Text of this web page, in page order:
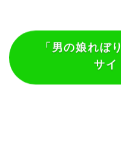
「男の娘れぼ
サイ